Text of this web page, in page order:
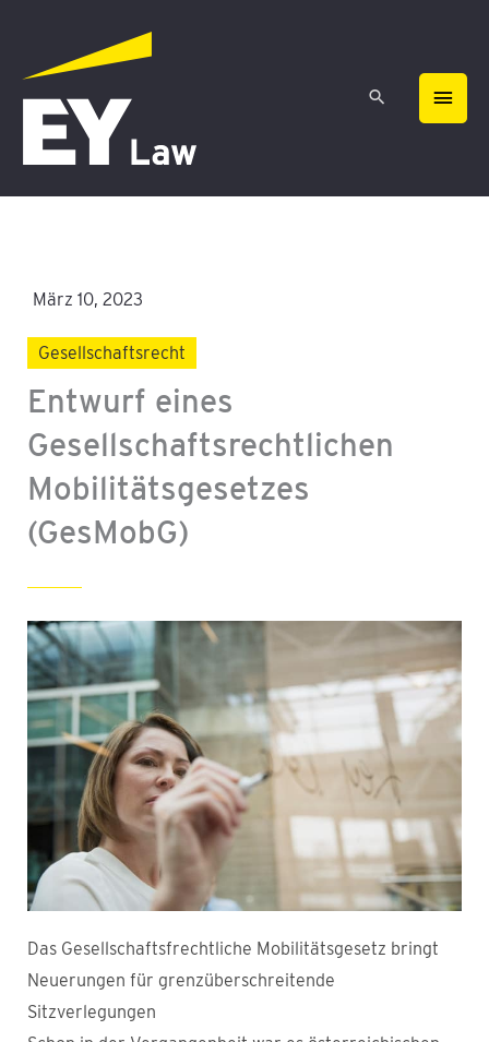
springen
März 10, 2023
Gesellschaftsrecht
Entwurf eines
Gesellschaftsrechtlichen
Mobilitätsgesetzes
(GesMobG)
Das Gesellschaftsfrechtliche Mobilitätsgesetz bringt
Neuerungen für grenzüberschreitende
Sitzverlegungen